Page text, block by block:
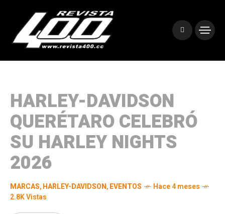
HARLEY-DAVIDSON
QUERÉTARO CELEBRÓ
SU HARLEY NIGHTS
2026
MARCAS,HARLEY-DAVIDSON,EVENTOS
Hace 4 meses
2.8K Vistas